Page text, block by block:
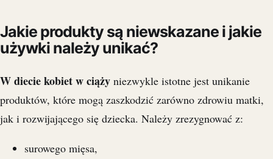
Jakie produkty są niewskazane i jakie
używki należy unikać?
W diecie kobiet w ciąży niezwykle istotne jest unikanie
produktów, które mogą zaszkodzić zarówno zdrowiu matki,
jak i rozwijającego się dziecka. Należy zrezygnować z:
surowego mięsa,